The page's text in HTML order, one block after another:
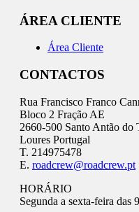
ÁREA CLIENTE
Área Cliente
CONTACTOS
Rua Francisco Franco
Bloco 2 Fração AE
2660-500 Santo Antão do
Loures Portugal
T. 214975478
E. roadcrew@roadcrew.pt
HORÁRIO
Segunda a sexta-feira das